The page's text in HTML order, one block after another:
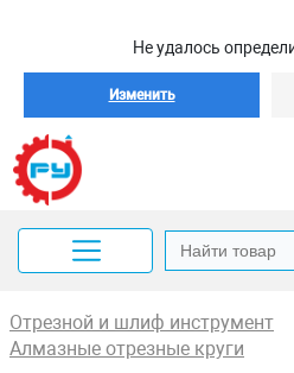
Не удалось
Изменить
Отрезной и шлиф инструмент
Алмазные отрезные круги